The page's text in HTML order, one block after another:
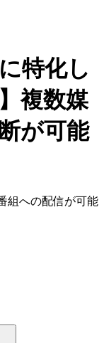
特化し
複数媒
が可能
組への配信が可能